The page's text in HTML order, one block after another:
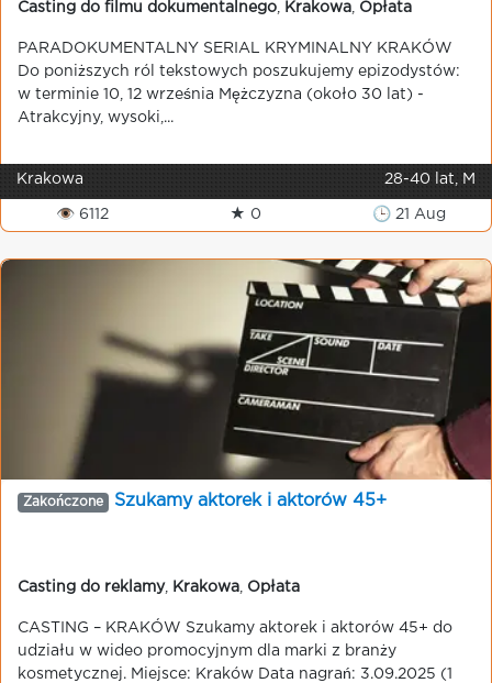
Casting do filmu dokumentalnego Krakowa Opłata
PARADOKUMENTALNY SERIAL KRYMINALNY KRAKÓW
Do poniższych ról tekstowych poszukujemy epizodystów:
w terminie 10, 12 września Mężczyzna (około 30 lat) -
Atrakcyjny, wysoki,...
Krakowa 28-40 lat, M
👁 6112 ★ 0 🕒 21 Aug
Zakończone Szukamy aktorek i aktorów 45+
Casting do reklamy, Krakowa Opłata
CASTING – KRAKÓW Szukamy aktorek i aktorów 45+ do
udziału w wideo promocyjnym dla marki z branży
kosmetycznej. Miejsce: Kraków Data nagrań: 3.09.2025 (1